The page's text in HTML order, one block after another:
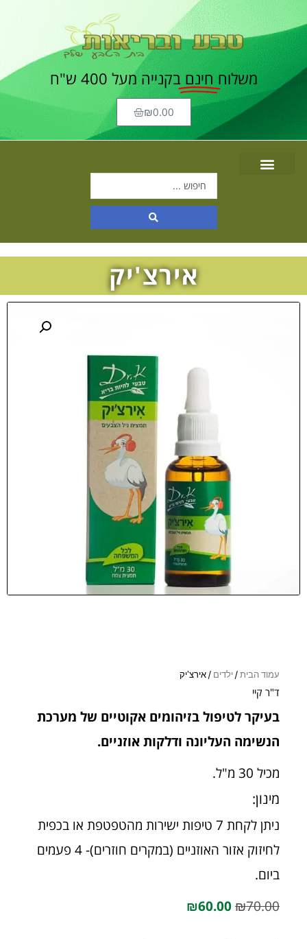
משלוח חינם בקנייה מעל 400 ש"ח
₪0.00
אירצ'יק
עמוד הבית/ילדים / אירצ'יק
ד"ר קיי
בעיקר לטיפול בזיהומים אקוטיים של מערכת
הנשימה העליונה ודלקות אוזניים.
מכיל 30 מ"ל.
מינון:
ניתן לקחת 7 טיפות ישירות מהטפטפת או בכפית
לחיזוק אזור האוזניים (במקרים חוזרים)- 4 פעמים
ביום.
₪70.00
₪60.00